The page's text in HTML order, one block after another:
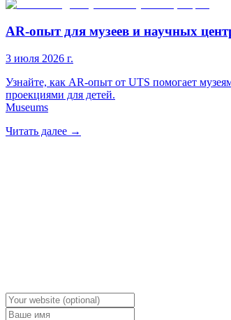
AR-опыт для музеев и научных
3 июля 2026 г.
Узнайте, как AR-опыт от UTS помогает
проекциями для детей.
Museums
Читать далее →